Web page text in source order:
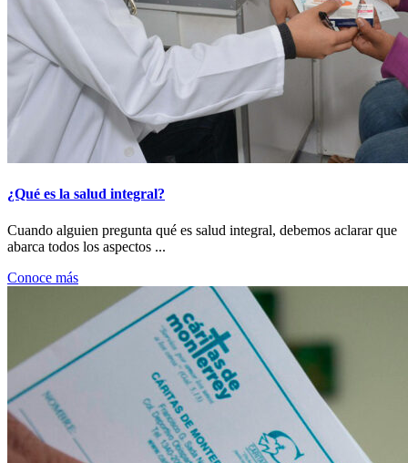
¿Qué es la salud integral?
Cuando alguien pregunta qué es salud integral, debemos aclarar que
abarca todos los aspectos ...
Conoce más